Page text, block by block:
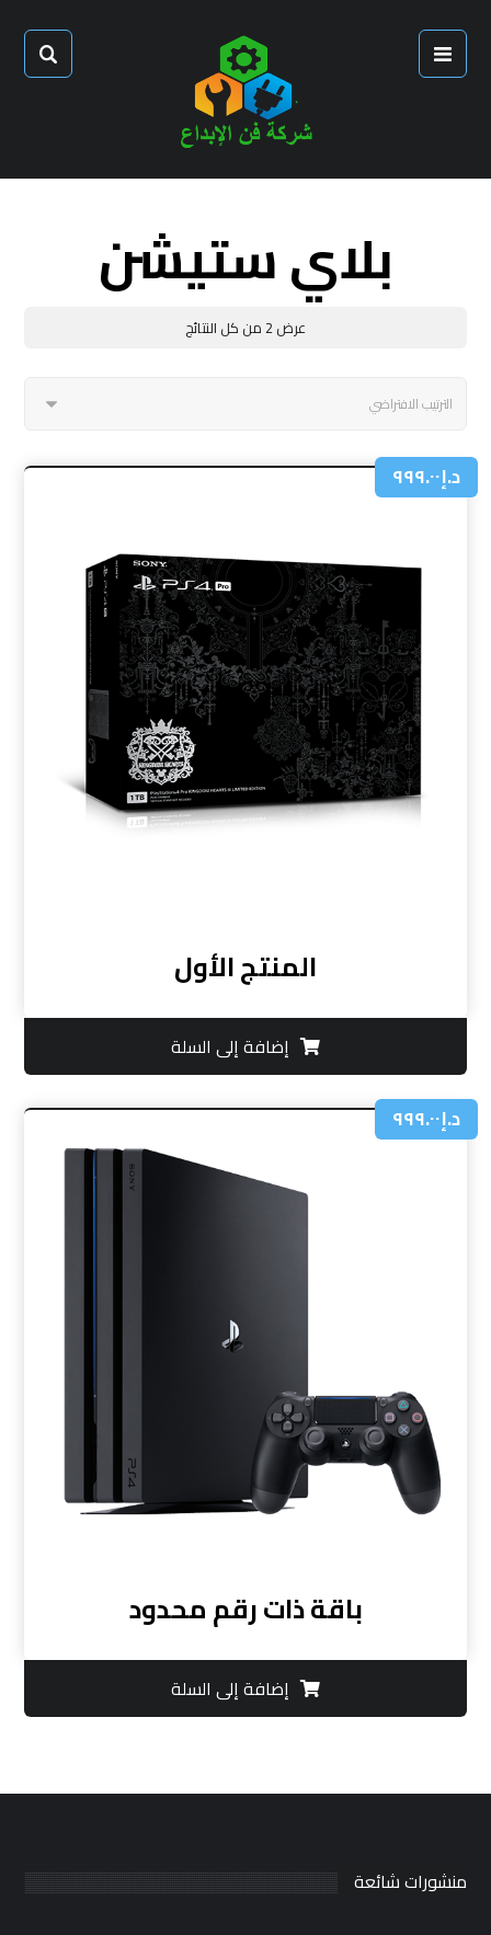
بلاي ستيشن
عرض ⁦2⁩ من كل النتائج
المنتج الأول
د.إ٩٩٩.٠٠
إضافة إلى السلة
باقة ذات رقم محدود
د.إ٩٩٩.٠٠
إضافة إلى السلة
منشورات شائعة